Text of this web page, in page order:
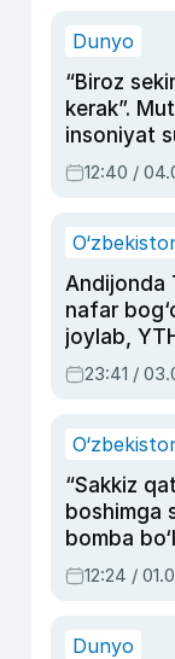
Dunyo
“Biroz
kerak”.
insoniyat
intellektni
olmay
12:40 /
Andijonda
nafar
joylab,
ayolga sud
23:41 /
“Sakkiz
boshimga
bomba
Oripovni
12:24 /
Dunyo